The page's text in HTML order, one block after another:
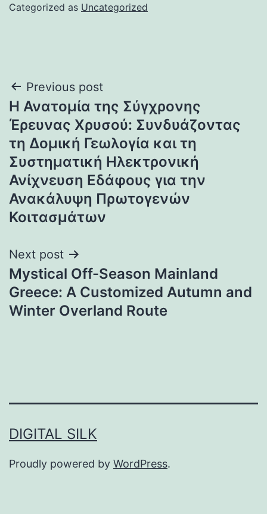
Categorized as Uncategorized
Post
navigation
Previous post
Η Ανατομία της Σύγχρονης
Έρευνας Χρυσού: Συνδυάζοντας
τη Δομική Γεωλογία και τη
Συστηματική Ηλεκτρονική
Ανίχνευση Εδάφους για την
Ανακάλυψη Πρωτογενών
Κοιτασμάτων
Next post
Mystical Off-Season Mainland
Greece: A Customized Autumn and
Winter Overland Route
DIGITAL SILK
Proudly powered by WordPress.